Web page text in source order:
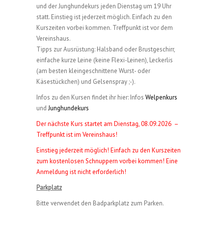
und der Junghundekurs jeden Dienstag um 19 Uhr
statt. Einstieg ist jederzeit möglich. Einfach zu den
Kurszeiten vorbei kommen. Treffpunkt ist vor dem
Vereinshaus.
Tipps zur Ausrüstung: Halsband oder Brustgeschirr,
einfache kurze Leine (keine Flexi-Leinen), Leckerlis
(am besten kleingeschnittene Wurst- oder
Käsestückchen) und Gelsenspray ;-).
Infos zu den Kursen findet ihr hier: Infos Welpenkurs
und Junghundekurs
Der nächste Kurs startet am Dienstag, 08.09.2026 –
Treffpunkt ist im Vereinshaus!
Einstieg jederzeit möglich! Einfach zu den Kurszeiten
zum kostenlosen Schnuppern vorbei kommen! Eine
Anmeldung ist nicht erforderlich!
Parkplatz
Bitte verwendet den Badparkplatz zum Parken.